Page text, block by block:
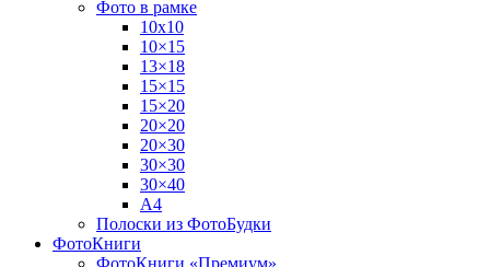
Фото в рамке
10х10
10×15
13×18
15×15
15×20
20×20
20×30
30×30
30×40
A4
Полоски из ФотоБудки
ФотоКниги
ФотоКниги «Премиум»